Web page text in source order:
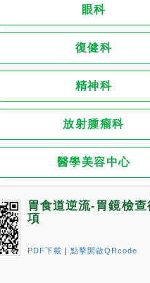
眼科
復健科
精神科
放射腫瘤科
醫學美容中心
胃食道逆流-胃鏡檢
項
PDF下載 | 點擊開啟QRcode